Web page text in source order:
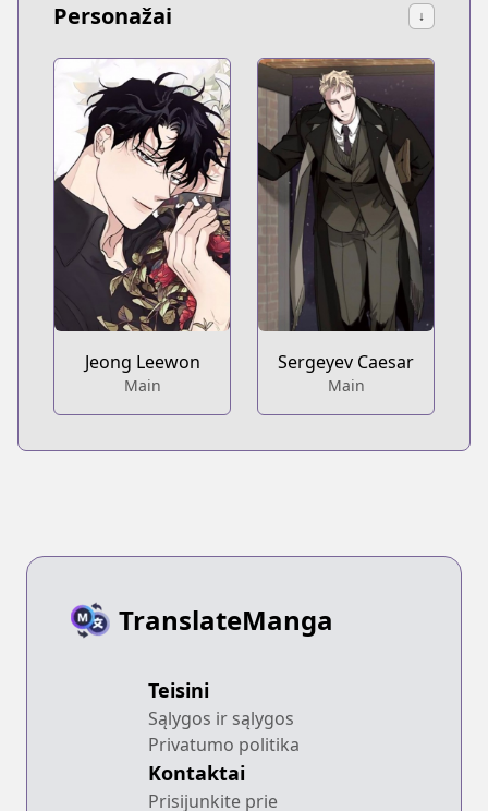
Personažai ↓
Jeong Leewon
Main
Sergeyev Caesar
Main
TranslateManga
Teisini
Sąlygos ir sąlygos
Privatumo politika
Kontaktai
Prisijunkite prie